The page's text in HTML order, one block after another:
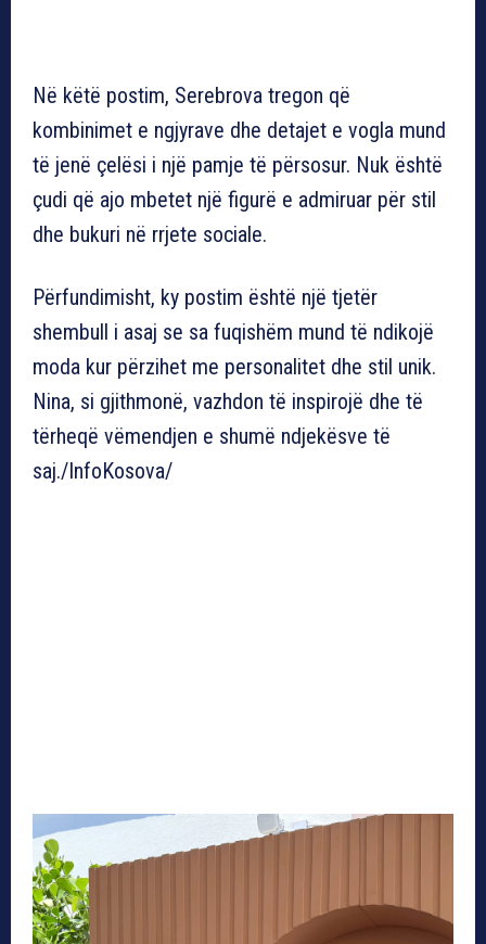
Në këtë postim, Serebrova tregon që
kombinimet e ngjyrave dhe detajet e vogla mund
të jenë çelësi i një pamje të përsosur. Nuk është
çudi që ajo mbetet një figurë e admiruar për stil
dhe bukuri në rrjete sociale.
Përfundimisht, ky postim është një tjetër
shembull i asaj se sa fuqishëm mund të ndikojë
moda kur përzihet me personalitet dhe stil unik.
Nina, si gjithmonë, vazhdon të inspirojë dhe të
tërheqë vëmendjen e shumë ndjekësve të
saj./InfoKosova/